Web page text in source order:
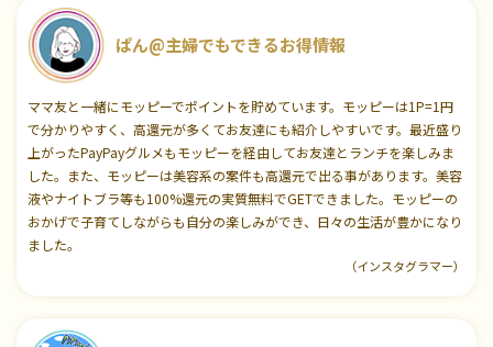
ぱん@主婦でもできるお得情報
ママ友と一緒にモッピーでポイントを貯めています。モッピーは1P=1円
で分かりやすく、高還元が多くてお友達にも紹介しやすいです。最近盛り
上がったPayPayグルメもモッピーを経由してお友達とランチを楽しみま
した。また、モッピーは美容系の案件も高還元で出る事があります。美容
液やナイトブラ等も100%還元の実質無料でGETできました。モッピーの
おかげで子育てしながらも自分の楽しみができ、日々の生活が豊かになり
ました。
（インスタグラマー）